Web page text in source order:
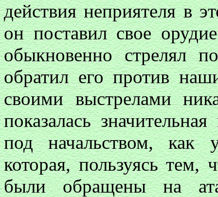
действия неприятеля в
он поставил свое
обыкновенно стрелял
обратил его против
своими выстрелами
показалась
под начальством, как
которая, пользуясь
были обращены на